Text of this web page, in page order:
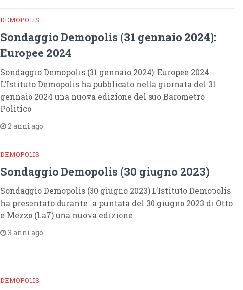
DEMOPOLIS
Sondaggio Demopolis (31 gennaio 2024):
Europee 2024
Sondaggio Demopolis (31 gennaio 2024): Europee 2024
L’Istituto Demopolis ha pubblicato nella giornata del 31
gennaio 2024 una nuova edizione del suo Barometro
Politico
2 anni ago
DEMOPOLIS
Sondaggio Demopolis (30 giugno 2023)
Sondaggio Demopolis (30 giugno 2023) L’Istituto Demopolis
ha presentato durante la puntata del 30 giugno 2023 di Otto
e Mezzo (La7) una nuova edizione
3 anni ago
DEMOPOLIS